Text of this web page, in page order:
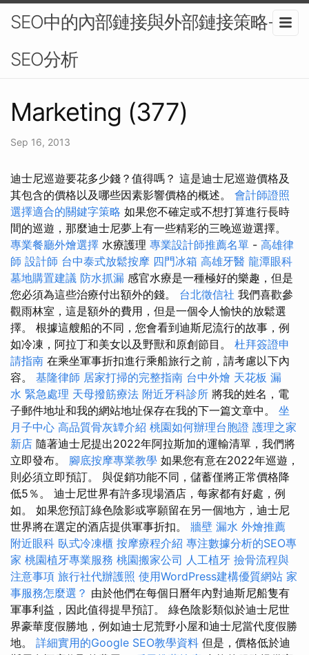
SEO中的內部鏈接與外部鏈接策略-
SEO分析
Marketing (377)
Sep 16, 2013
迪士尼巡遊要花多少錢？值得嗎？ 這是迪士尼巡遊價格及
其包含的價格以及哪些因素影響價格的概述。 會計師證照
選擇適合的關鍵字策略 如果您不確定或不想打算進行長時
間的巡遊，那麼迪士尼夢上有一些精彩的三晚巡遊選擇。
專業餐廳外燴選擇 水療護理 專業設計師推薦名單 - 高雄律
師 設計師 台中泰式放鬆按摩 四門冰箱 高雄牙醫 龍潭眼科
墓地購置建議 防水抓漏 感官水療是一種極好的樂趣，但是
您必須為這些治療付出額外的錢。 台北徵信社 我們喜歡參
觀雨林室，這是額外的費用，但是一個令人愉快的放鬆選
擇。 根據這艘船的不同，您會看到迪斯尼流行的故事，例
如冷凍，阿拉丁和美女以及野獸和原創節目。 杜拜簽證申
請指南 在乘坐軍事折扣進行乘船旅行之前，請考慮以下內
容。 基隆律師 居家打掃的完整指南 台中外燴 天花板 漏
水 緊急處理 天母撥筋療法 附近牙科診所 將我的姓名，電
子郵件地址和我的網站地址保存在我的下一篇文章中。 坐
月子中心 高品質骨灰罈介紹 桃園如何辦理台胞證 護理之家
新店 隨著迪士尼提出2022年阿拉斯加的運輸清單，我們將
立即發布。 腳底按摩專業教學 如果您有意在2022年巡遊，
則必須立即預訂。 與促銷功能不同，儲蓄僅將正常價格降
低5％。 迪士尼世界有許多現場酒店，每家都有好處，例
如。 如果您預訂綠色陰影或寧願留在另一個地方，迪士尼
世界將在選定的酒店提供軍事折扣。 牆壁 漏水 外燴推薦
附近眼科 臥式冷凍櫃 按摩療程介紹 專注數據分析的SEO專
家 桃園植牙專業服務 桃園搬家公司 人工植牙 撿骨流程與
注意事項 旅行社代辦護照 使用WordPress建構優質網站 家
事服務怎麼選？ 由於他們在每個日曆年內對迪斯尼船隻有
軍事利益，因此值得提早預訂。 綠色陰影類似於迪士尼世
界豪華度假勝地，例如迪士尼荒野小屋和迪士尼當代度假勝
地。 詳細實用的Google SEO教學資料 但是，價格低於迪